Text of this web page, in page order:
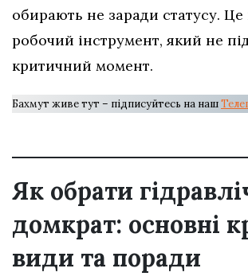
обирають не заради статусу.
робочий інструмент, який не
критичний момент.
Бахмут живе тут – підписуйтесь на наш
Як обрати
домкрат: основні
види та поради